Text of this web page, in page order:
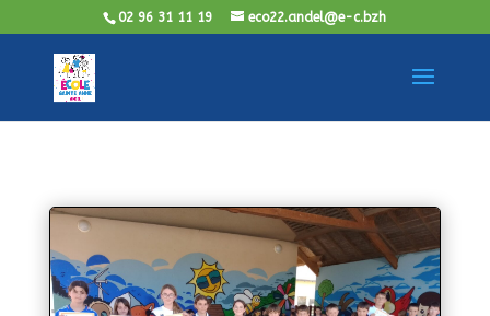
02 96 31 11 19 eco22.andel@e-c.bzh